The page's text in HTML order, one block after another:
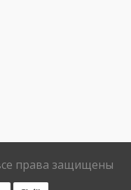
права защищены